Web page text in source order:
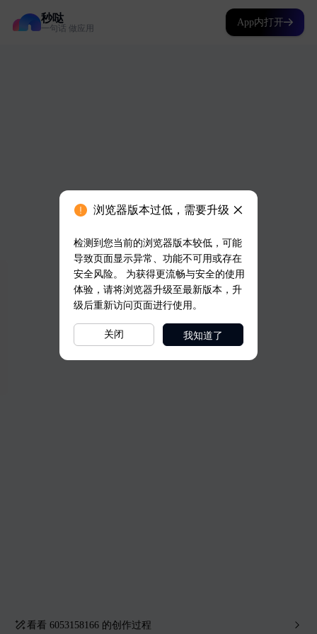
秒哒
一句话 做应用
App内打开
看看 6053158166 的创作过程
浏览器版本过低，需要升级
检测到您当前的浏览器版本较低，可能
导致页面显示异常、功能不可用或存在
安全风险。 为获得更流畅与安全的使用
体验，请将浏览器升级至最新版本，升
级后重新访问页面进行使用。
关闭 我知道了